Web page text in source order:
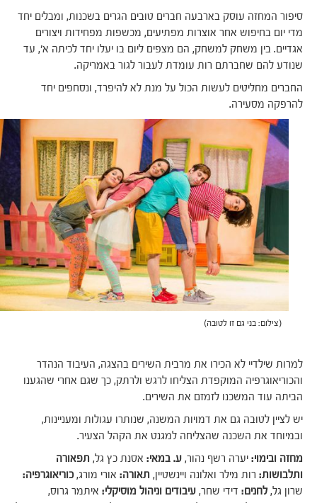
סיפור המחזה עוסק בארבעה חברים טובים הגרים בשכנות, ומבלים יחד
מדי יום בחיפוש אחר אוצרות מפתיעים, מכשפות מפחידות ויצורים
אגדיים. בין משחק למשחק, הם מצפים ליום בו יעלו יחד לכיתה א', עד
שנודע להם שחברתם רות עומדת לעבור לגור באמריקה.
החברים מחליטים לעשות הכול על מנת לא להיפרד, ונסחפים יחד
להרפקה מסעירה.
(צילום: בני גם זו לטובה)
למרות שילדיי לא הכירו את מרבית השירים בהצגה, העיבוד הנהדר
והכוריאוגרפיה המוקפדת הצליחו לרגש ולרתק, כך שגם אחרי שהגענו
הביתה עוד המשכנו לזמזם את השירים.
יש לציין לטובה גם את דמויות המשנה, שנותרו עגולות ומעניינות,
ובמיוחד את השכנה שהצליחה למגנט את הקהל הצעיר.
מחזה ובימוי: יערה רשף נהור, ע. במאי: אסנת כץ גל, תפאורה
ותלבושות: רות מילר ואלונה ויינשטיין, תאורה: אורי מורג,כוריאוגרפיה:
שרון גל,לחנים: דידי שחר, עיבודים וניהול מוסיקלי: איתמר גרוס,